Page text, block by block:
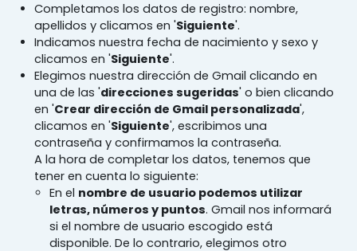
Completamos los datos de registro: nombre,
apellidos y clicamos en 'Siguiente'.
Indicamos nuestra fecha de nacimiento y sexo y
clicamos en 'Siguiente'.
Elegimos nuestra dirección de Gmail clicando en
una de las 'direcciones sugeridas' o bien clicando
en 'Crear dirección de Gmail personalizada',
clicamos en 'Siguiente', escribimos una
contraseña y confirmamos la contraseña.
A la hora de completar los datos, tenemos que
tener en cuenta lo siguiente:
En el nombre de usuario podemos utilizar
letras, números y puntos. Gmail nos informará
si el nombre de usuario escogido está
disponible. De lo contrario, elegimos otro